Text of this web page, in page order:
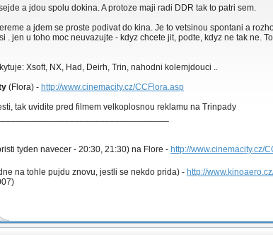
a jdou spolu dokina. A protoze maji radi DDR tak to patri sem.
a jdem se proste podivat do kina. Je to vetsinou spontani a
. jen u toho moc neuvazujte - kdyz chcete jit, podte, kdyz ne tak ne.
Xsoft, NX, Had, Deirh, Trin, nahodni kolemjdouci ..
(Flora) - http://www.cinemacity.cz/CCFlora.asp
tak uvidite pred filmem velkoplosnou reklamu na Trinpady
tyden navecer - 20:30, 21:30) na Flore - http://www.cinemacity.cz/
na tohle pujdu znovu, jestli se nekdo prida) - http://